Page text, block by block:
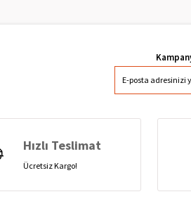
Hızlı Teslimat
Ücretsiz Kargo!